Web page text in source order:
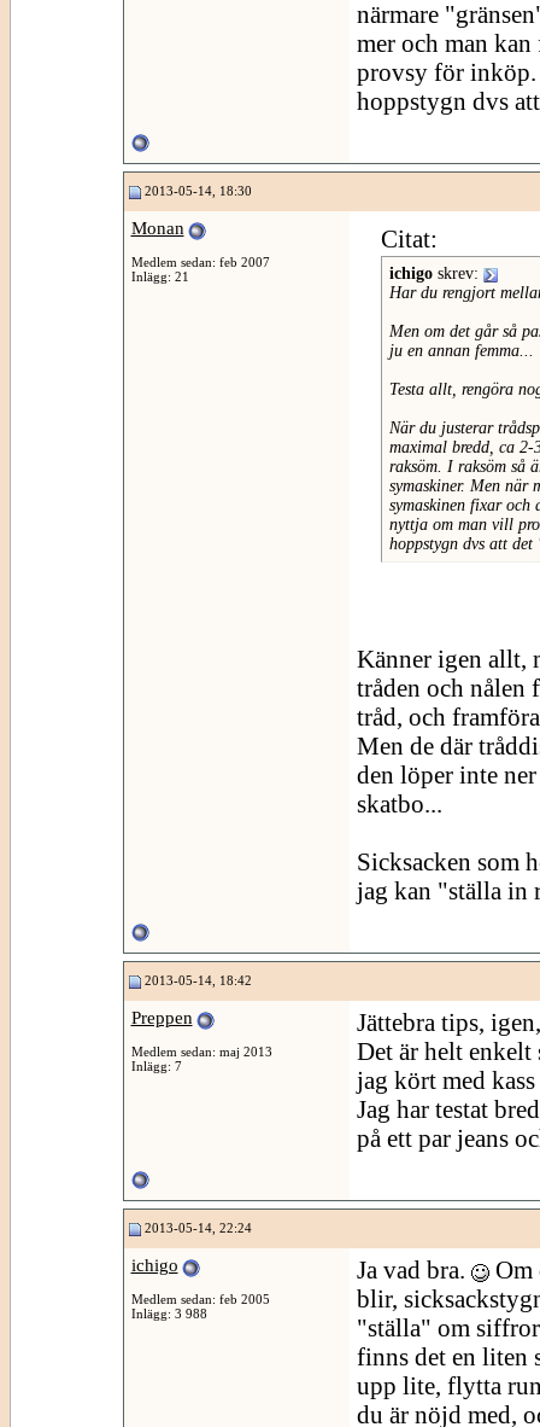
närmare
mer och man
provsy för inköp.
hoppstygn dvs
2013-05-14, 18:30
Monan
Medlem sedan: feb 2007
Inlägg: 21
Citat:
ichigoskrev:
Har du rengjort
Men om det går så
ju en annan femma...
Testa allt, rengöra
När du justerar
maximal bredd, ca 2-
raksöm. I raksöm så
symaskiner. Men när
symaskinen fixar och
nyttja om man vill
hoppstygn dvs att
Känner igen allt,
tråden och nålen
tråd, och
Men de där
den löper inte
skatbo...
Sicksacken som
jag kan "ställa in
2013-05-14, 18:42
Preppen
Medlem sedan: maj 2013
Inlägg: 7
Jättebra tips,
Det är helt enkelt
jag kört med
Jag har testat
på ett par jeans
2013-05-14, 22:24
ichigo
Medlem sedan: feb 2005
Inlägg: 3 988
Ja vad bra.
Om
blir,
"ställa" om
finns det en liten
upp lite, flytta
du är nöjd med,